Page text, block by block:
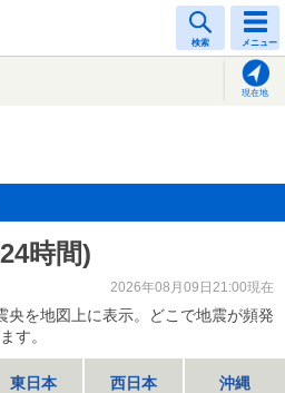
検索 メニュー
現在地
時間)
2026年08月09日21:00現在
央を地図上に表示。どこで地震が頻発
す。
東日本 西日本 沖縄